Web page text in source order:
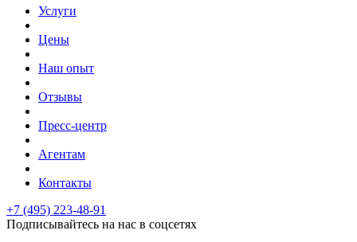
Услуги
Цены
Наш опыт
Отзывы
Пресс-центр
Агентам
Контакты
+7 (495) 223-48-91
Подписывайтесь на нас в соцсетях